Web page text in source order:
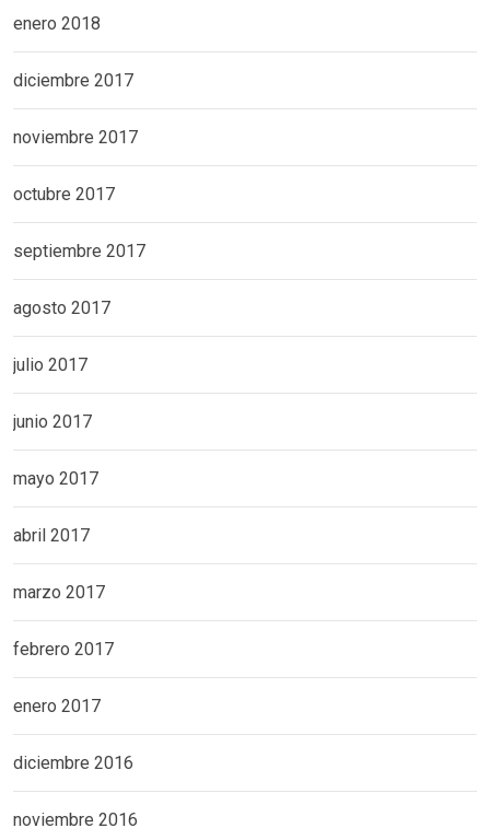
enero 2018
diciembre 2017
noviembre 2017
octubre 2017
septiembre 2017
agosto 2017
julio 2017
junio 2017
mayo 2017
abril 2017
marzo 2017
febrero 2017
enero 2017
diciembre 2016
noviembre 2016